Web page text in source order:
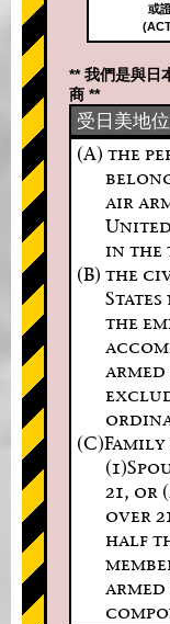
或
** 我們是與日
商 **
受日美地
(A) the
air
in the
(B) the
the
21, or
over
half